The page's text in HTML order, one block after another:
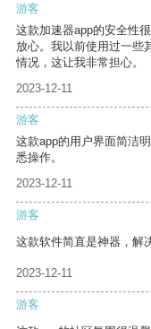
游客
这款加速器app的安全性
放心。我以前使用过一些
情况，这让我非常担心。
2023-12-11
游客
这款app的用户界面简洁
悉操作。
2023-12-11
游客
这款软件简直是神器，解
2023-12-11
游客